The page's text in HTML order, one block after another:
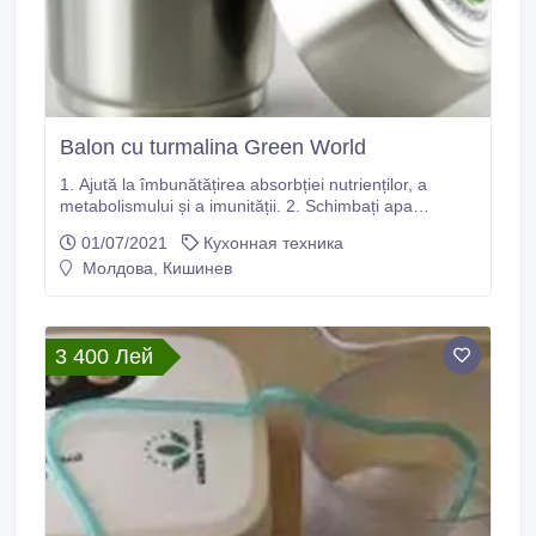
Balon cu turmalina Green World
1. Ajută la îmbunătățirea absorbției nutrienților, a
metabolismului și a imunității. 2. Schimbați apa
bogată în elemente minerale, cum ar fi Ca, Ma, K și
Na. 3. Rezistă la oxidare, întârzie senilitatea și fii
01/07/2021
Кухонная техника
Молдова, Кишинев
3 400 Лей